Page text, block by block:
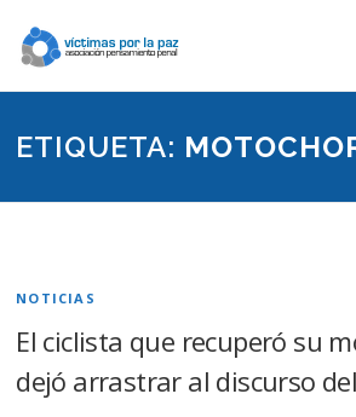
contenido
ETIQUETA:
NOTICIAS
El ciclista que recuperó su
dejó arrastrar al discurso